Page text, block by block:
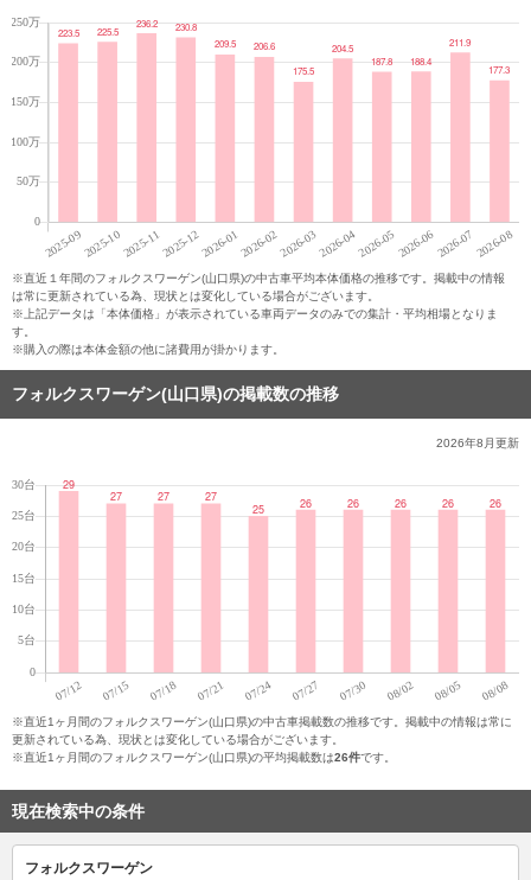
※直近１年間のフォルクスワーゲン(山口県)の中古車平均本体価格の推移です。掲載中の情報
は常に更新されている為、現状とは変化している場合がございます。
※上記データは「本体価格」が表示されている車両データのみでの集計・平均相場となりま
す。
※購入の際は本体金額の他に諸費用が掛かります。
フォルクスワーゲン(山口県)の掲載数の推移
2026年8月更新
※直近1ヶ月間のフォルクスワーゲン(山口県)の中古車掲載数の推移です。掲載中の情報は常に
更新されている為、現状とは変化している場合がございます。
※直近1ヶ月間のフォルクスワーゲン(山口県)の平均掲載数は26件です。
現在検索中の条件
フォルクスワーゲン